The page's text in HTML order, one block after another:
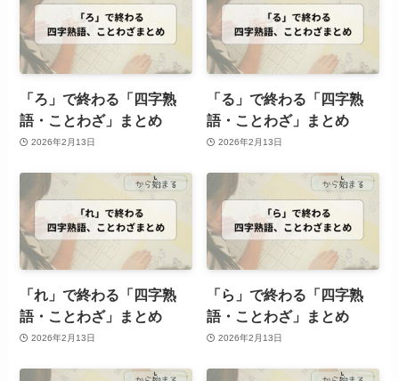
「ろ」で終わる「四字熟
語・ことわざ」まとめ
2026年2月13日
「る」で終わる「四字熟
語・ことわざ」まとめ
2026年2月13日
「れ」で終わる「四字熟
語・ことわざ」まとめ
2026年2月13日
「ら」で終わる「四字熟
語・ことわざ」まとめ
2026年2月13日